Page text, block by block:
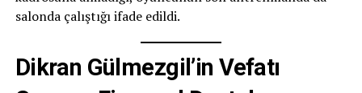
salonda çalıştığı ifade edildi.
Dikran Gülmezgil’in Vefatı